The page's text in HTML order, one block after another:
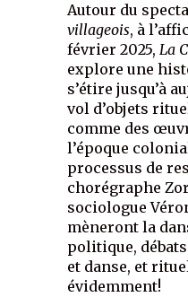
Autour du
villageois, à
février 2025,La
explore une
s’étire jusqu’à
vol d’objets
comme des
l’époque
processus de
chorégraphe
sociologue
mèneront la
politique,
et danse, et
évidemment!